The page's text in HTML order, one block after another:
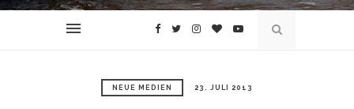
NEUE MEDIEN 23. JULI 2013